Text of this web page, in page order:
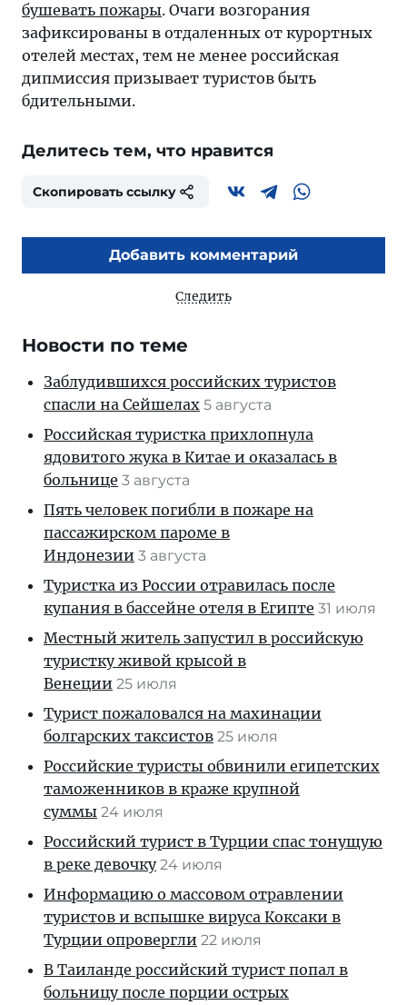
бушевать пожары. Очаги возгорания
зафиксированы в отдаленных от курортных
отелей местах, тем не менее российская
дипмиссия призывает туристов быть
бдительными.
Делитесь тем, что нравится
Скопировать ссылку
Добавить комментарий
Следить
Новости по теме
Заблудившихся российских туристов
спасли на Сейшелах 5 августа
Российская туристка прихлопнула
ядовитого жука в Китае и оказалась в
больнице 3 августа
Пять человек погибли в пожаре на
пассажирском пароме в
Индонезии 3 августа
Туристка из России отравилась после
купания в бассейне отеля в Египте 31 июля
Местный житель запустил в российскую
туристку живой крысой в
Венеции 25 июля
Турист пожаловался на махинации
болгарских таксистов 25 июля
Российские туристы обвинили египетских
таможенников в краже крупной
суммы 24 июля
Российский турист в Турции спас тонущую
в реке девочку 24 июля
Информацию о массовом отравлении
туристов и вспышке вируса Коксаки в
Турции опровергли 22 июля
В Таиланде российский турист попал в
больницу после порции острых